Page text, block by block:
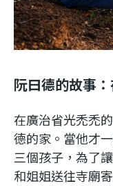
阮曰德的故事
在廣治省光禿禿
德的家。當他才
三個孩子，為了
和姐姐送往寺廟